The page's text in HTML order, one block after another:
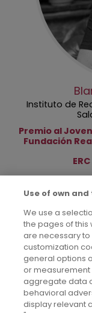
Instituto de
Premio al
Fundación
Paginación
Página
actual
Page
2 Page
3 Page
4 5
Use of own
We use a
the pages of this
are necessary
customization
general options
or measurement
aggregate data
behavioral
display relevant